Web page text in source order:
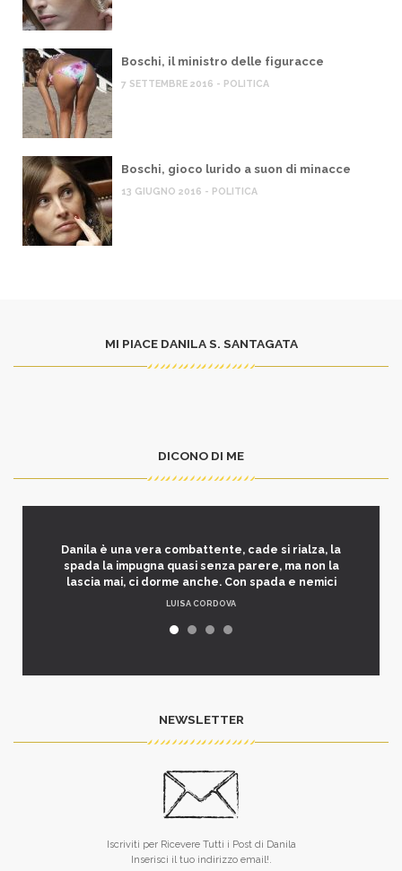
Boschi, il ministro delle figuracce
7 SETTEMBRE 2016 - POLITICA
Boschi, gioco lurido a suon di minacce
13 GIUGNO 2016 - POLITICA
MI PIACE DANILA S. SANTAGATA
DICONO DI ME
Danila è una vera combattente, cade si rialza, la
spada la impugna quasi senza parere, ma non la
lascia mai, ci dorme anche. Con spada e nemici
LUISA CORDOVA
NEWSLETTER
Iscriviti per Ricevere Tutti i Post di Danila
Inserisci il tuo indirizzo email!.